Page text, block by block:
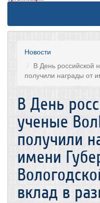
Новости
В День российской
получили награды от
В День
ученые
получили
имени
вклад в